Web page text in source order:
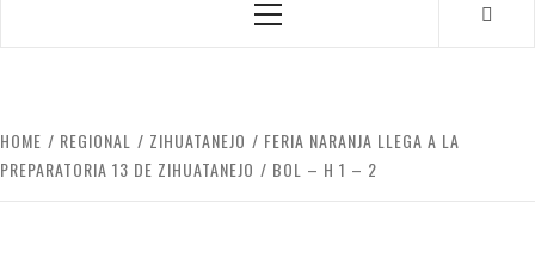
Primary
HOME REGIONAL ZIHUATANEJO
FERIA NARANJA LLEGA A LA
PREPARATORIA 13 DE ZIHUATANEJO
BOL – H 1 – 2